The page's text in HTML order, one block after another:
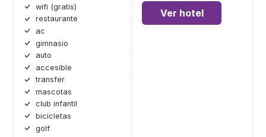
wifi (gratis)
restaurante
ac
gimnasio
auto
accesible
transfer
mascotas
club infantil
bicicletas
golf
Ver hotel